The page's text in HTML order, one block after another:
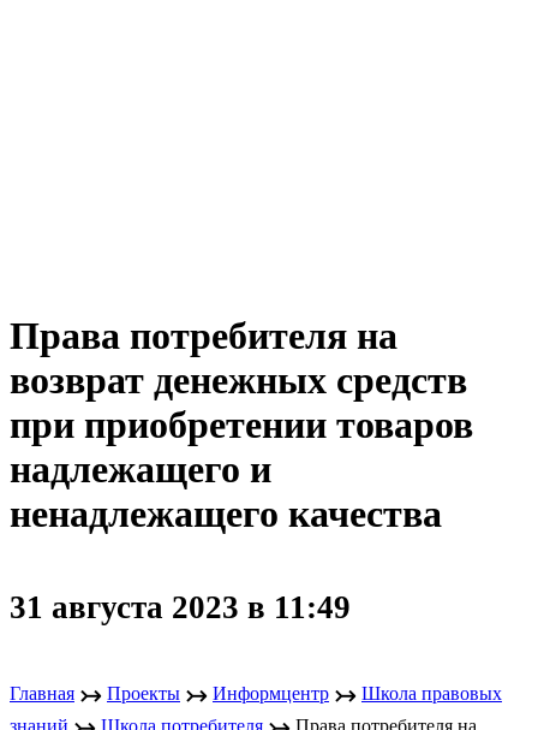
Права потребителя на
возврат денежных средств
при приобретении товаров
надлежащего и
ненадлежащего качества
31 августа 2023 в 11:49
Главная ↣ Проекты ↣ Информцентр ↣ Школа правовых
знаний
Школа потребителя
Права потребителя на